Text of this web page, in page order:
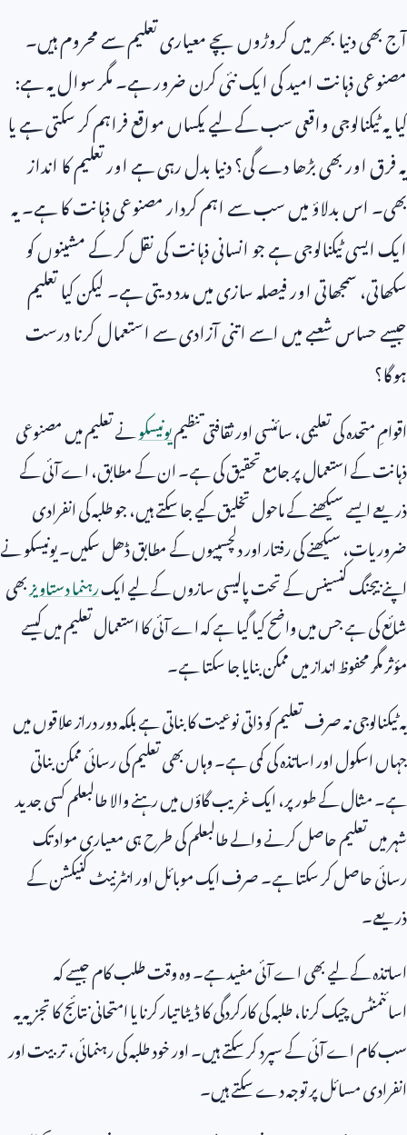
آج بھی دنیا بھر میں کروڑوں بچے معیاری تعلیم سے محروم ہیں۔
مصنوعی ذہانت امید کی ایک نئی کرن ضرور ہے۔ مگر سوال یہ ہے:
کیا یہ ٹیکنالوجی واقعی سب کے لیے یکساں مواقع فراہم کر سکتی ہے یا
یہ فرق اور بھی بڑھا دے گی؟ دنیا بدل رہی ہے اور تعلیم کا انداز
بھی۔ اس بدلاؤ میں سب سے اہم کردار مصنوعی ذہانت کا ہے۔ یہ
ایک ایسی ٹیکنالوجی ہے جو انسانی ذہانت کی نقل کر کے مشینوں کو
سکھاتی، سمجھاتی اور فیصلہ سازی میں مدد دیتی ہے۔ لیکن کیا تعلیم
جیسے حساس شعبے میں اسے اتنی آزادی سے استعمال کرنا درست
ہوگا؟
اقوامِ متحدہ کی تعلیمی، سائنسی اور ثقافتی تنظیمیونیسکونے تعلیم میں مصنوعی
ذہانت کے استعمال پر جامع تحقیق کی ہے۔ ان کے مطابق، اے آئی کے
ذریعے ایسے سیکھنے کے ماحول تخلیق کیے جا سکتے ہیں، جو طلبہ کی انفرادی
ضروریات، سیکھنے کی رفتار اور دلچسپیوں کے مطابق ڈھل سکیں۔ یونیسکو نے
اپنے بیجنگ کنسینس کے تحت پالیسی سازوں کے لیے ایکرہنما دستاویزبھی
شائع کی ہے جس میں واضح کیا گیا ہے کہ اے آئی کا استعمال تعلیم میں کیسے
مؤثر مگر محفوظ انداز میں ممکن بنایا جا سکتا ہے۔
یہ ٹیکنالوجی نہ صرف تعلیم کو ذاتی نوعیت کا بناتی ہے بلکہ دور دراز علاقوں میں
جہاں اسکول اور اساتذہ کی کمی ہے۔ وہاں بھی تعلیم کی رسائی ممکن بناتی
ہے۔ مثال کے طور پر، ایک غریب گاؤں میں رہنے والا طالبعلم کسی جدید
شہر میں تعلیم حاصل کرنے والے طالبعلم کی طرح ہی معیاری مواد تک
رسائی حاصل کر سکتا ہے۔ صرف ایک موبائل اور انٹرنیٹ کنیکشن کے
ذریعے۔
اساتذہ کے لیے بھی اے آئی مفید ہے۔ وہ وقت طلب کام جیسے کہ
اسائنمنٹس چیک کرنا، طلبہ کی کارکردگی کا ڈیٹا تیار کرنا یا امتحانی نتائج کا تجزیہ یہ
سب کام اے آئی کے سپرد کر سکتے ہیں۔ اور خود طلبہ کی رہنمائی، تربیت اور
انفرادی مسائل پر توجہ دے سکتے ہیں۔